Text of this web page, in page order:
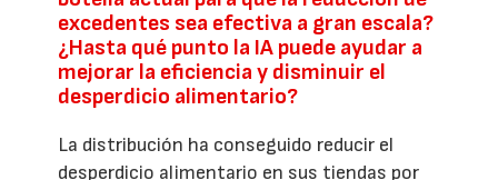
excedentes sea efectiva a gran escala?
¿Hasta qué punto la IA puede ayudar a
mejorar la eficiencia y disminuir el
desperdicio alimentario?
La distribución ha conseguido reducir el
desperdicio alimentario en sus tiendas por